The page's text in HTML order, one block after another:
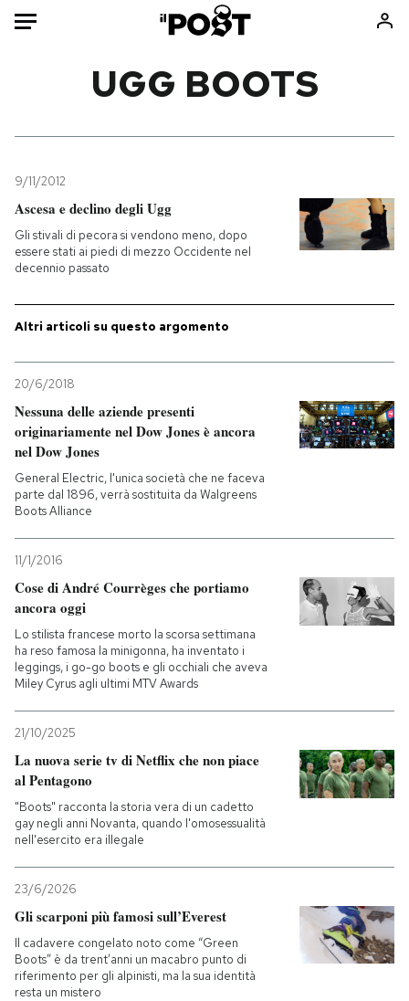
Mondo
Politica
Tecnologia
Internet
Sport
Storie/Idee
Ok Boomer!
Mondiali calcio 2026
PODCAST
NEWSLETTER
I MIEI PREFERITI
SHOP
CALENDARIO
AREA PERSONALE
Entra
UGG BOOTS
9/11/2012
Ascesa e declino degli Ugg
Gli stivali di pecora si vendono meno, dopo
essere stati ai piedi di mezzo Occidente nel
decennio passato
Altri articoli su questo argomento
20/6/2018
Nessuna delle aziende presenti
originariamente nel Dow Jones è ancora
nel Dow Jones
General Electric, l'unica società che ne faceva
parte dal 1896, verrà sostituita da Walgreens
Boots Alliance
11/1/2016
Cose di André Courrèges che portiamo
ancora oggi
Lo stilista francese morto la scorsa settimana
ha reso famosa la minigonna, ha inventato i
leggings, i go-go boots e gli occhiali che aveva
Miley Cyrus agli ultimi MTV Awards
21/10/2025
La nuova serie tv di Netflix che non piace
al Pentagono
"Boots" racconta la storia vera di un cadetto
gay negli anni Novanta, quando l'omosessualità
nell'esercito era illegale
23/6/2026
Gli scarponi più famosi sull’Everest
Il cadavere congelato noto come “Green
Boots” è da trent’anni un macabro punto di
riferimento per gli alpinisti, ma la sua identità
resta un mistero